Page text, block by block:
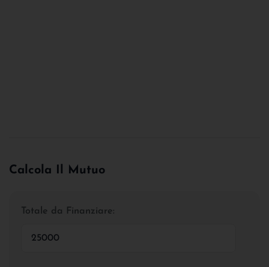
Calcola Il Mutuo
Totale da Finanziare: